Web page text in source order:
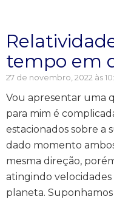
tempo em
27 de novembro, 2022 às
Vou apresentar uma
para mim é
estacionados sobre a
dado momento
mesma direção,
atingindo
planeta.